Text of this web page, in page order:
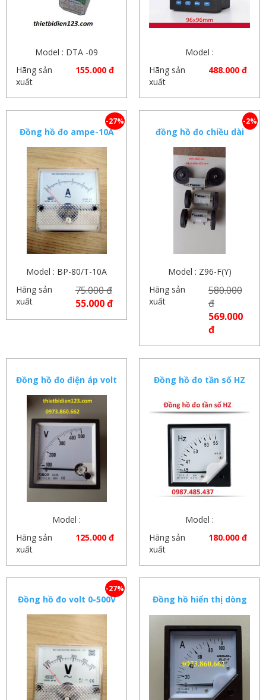
Model : DTA -09
Hãng sản
xuất
155.000 đ
Model :
Hãng sản
xuất
488.000 đ
Đồng hồ đo ampe-10A
Model : BP-80/T-10A
Hãng sản
xuất
75.000 đ
55.000 đ
-27%
đồng hồ đo chiều dài
F(Y)
Model : Z96-F(Y)
Hãng sản
xuất
580.000
đ
569.000
đ
-2%
Đồng hồ đo điện áp volt
Model :
Hãng sản
xuất
125.000 đ
Đồng hồ đo tần số HZ
6L2
Model :
Hãng sản
xuất
180.000 đ
Đồng hồ đo volt 0-500V
-27%
Đồng hồ hiển thị dòng